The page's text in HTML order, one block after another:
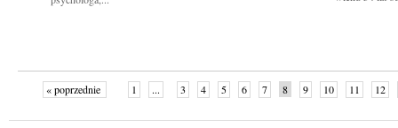
« poprzednie 1 ... 3 4 5 6 7 8 9 10 11 12